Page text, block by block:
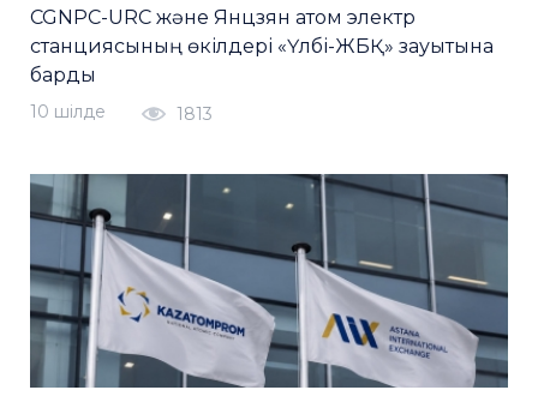
CGNPC-URC және Янцзян атом электр
станциясының өкілдері «Үлбі-ЖБҚ» зауытына
барды
10 шiлде 1813